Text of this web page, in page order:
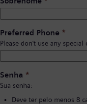
Preferred Phone *
Please don’t use any
Senha *
Sua senha:
Deve ter pelo menos 8